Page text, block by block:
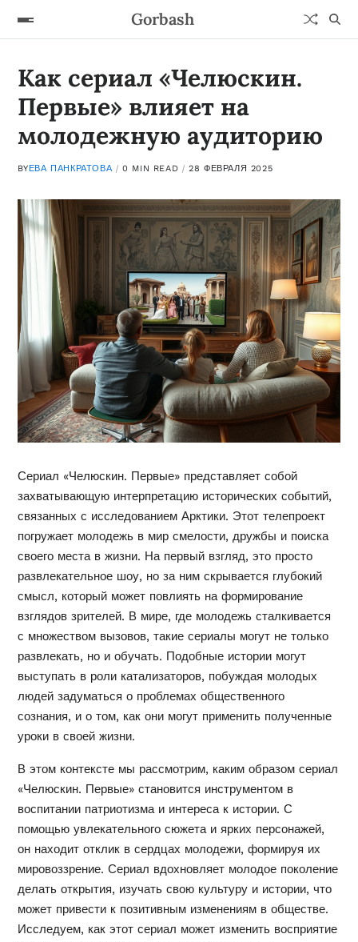
Gorbash
Как сериал «Челюскин.
Первые» влияет на
молодежную аудиторию
BYЕВА ПАНКРАТОВА 0 MIN READ 28 ФЕВРАЛЯ 2025
Сериал «Челюскин. Первые» представляет собой
захватывающую интерпретацию исторических событий,
связанных с исследованием Арктики. Этот телепроект
погружает молодежь в мир смелости, дружбы и поиска
своего места в жизни. На первый взгляд, это просто
развлекательное шоу, но за ним скрывается глубокий
смысл, который может повлиять на формирование
взглядов зрителей. В мире, где молодежь сталкивается
с множеством вызовов, такие сериалы могут не только
развлекать, но и обучать. Подобные истории могут
выступать в роли катализаторов, побуждая молодых
людей задуматься о проблемах общественного
сознания, и о том, как они могут применить полученные
уроки в своей жизни.
В этом контексте мы рассмотрим, каким образом сериал
«Челюскин. Первые» становится инструментом в
воспитании патриотизма и интереса к истории. С
помощью увлекательного сюжета и ярких персонажей,
он находит отклик в сердцах молодежи, формируя их
мировоззрение. Сериал вдохновляет молодое поколение
делать открытия, изучать свою культуру и истории, что
может привести к позитивным изменениям в обществе.
Исследуем, как этот сериал может изменить восприятие